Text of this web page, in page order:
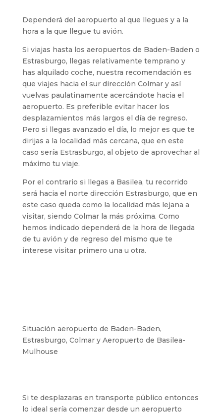
Dependerá del aeropuerto al que llegues y a la
hora a la que llegue tu avión.
Si viajas hasta los aeropuertos de Baden-Baden o
Estrasburgo, llegas relativamente temprano y
has alquilado coche, nuestra recomendación es
que viajes hacia el sur dirección Colmar y así
vuelvas paulatinamente acercándote hacia el
aeropuerto. Es preferible evitar hacer los
desplazamientos más largos el día de regreso.
Pero si llegas avanzado el día, lo mejor es que te
dirijas a la localidad más cercana, que en este
caso sería Estrasburgo, al objeto de aprovechar al
máximo tu viaje.
Por el contrario si llegas a Basilea, tu recorrido
será hacia el norte dirección Estrasburgo, que en
este caso queda como la localidad más lejana a
visitar, siendo Colmar la más próxima. Como
hemos indicado dependerá de la hora de llegada
de tu avión y de regreso del mismo que te
interese visitar primero una u otra.
Situación aeropuerto de Baden-Baden,
Estrasburgo, Colmar y Aeropuerto de Basilea-
Mulhouse
Si te desplazaras en transporte público entonces
lo ideal sería comenzar desde un aeropuerto